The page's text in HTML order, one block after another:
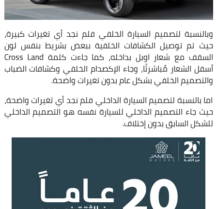
وبالنسبة لتصميم السيارة الخلفي فلم نجد أي تغيرات كبيرة،
حيث تم توصيل الكشافات الخلفية ببعض بشريط بنفس لون
السقف مع شعار اوبل بداخله، كما جاءت كلمة Cross Land
أسفل الشعار مُباشرتًا، وجاء الإكصدام الخلفي وكشافات الضباب
والتصميم الخلفي بشكل عام بدون تغيرات واضحة.
اما بالنسبة لتصميم السيارة الداخلي فلم نجد أي تغيرات واضحة،
حيث جاء التصميم الداخلي للسيارة نفسه هو التصميم الداخلي
للشكل السابق بدون إختلاف.